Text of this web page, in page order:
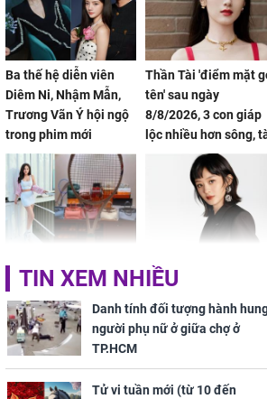
Ba thế hệ diễn viên
Diêm Ni, Nhậm Mẫn,
Trương Vãn Ý hội ngộ
trong phim mới
Thần Tài 'điểm mặt
tên' sau ngày
8/8/2026, 3 con giáp
lộc nhiều hơn sông,
vận sáng như trăng
Rằm, chính thức hết
HH Mai Phương Thúy:
Mua đồ hiệu theo "lô",
tặng em gái biệt thự
120 tỷ trong "nốt nhạc"
Triệu Lệ Dĩnh liên tiếp
được Kim Ưng ưu ái,
đãi ngộ đặc biệt gây
chú ý
TIN XEM NHIỀU
Danh tính đối tượng hành
người phụ nữ ở giữa chợ ở
TP.HCM
Tử vi tuần mới (từ 10 đến